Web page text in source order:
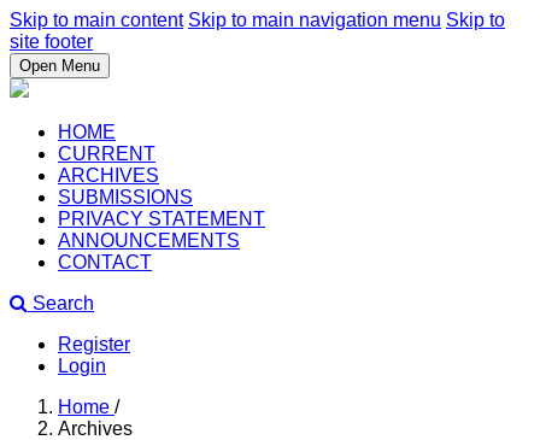
Skip to main content Skip to main navigation menu Skip to
site footer
Open Menu
HOME
CURRENT
ARCHIVES
SUBMISSIONS
PRIVACY STATEMENT
ANNOUNCEMENTS
CONTACT
Search
Register
Login
Home /
Archives